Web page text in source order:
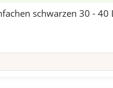
schwarzen 30 - 40